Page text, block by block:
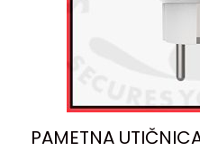
PAMETNA